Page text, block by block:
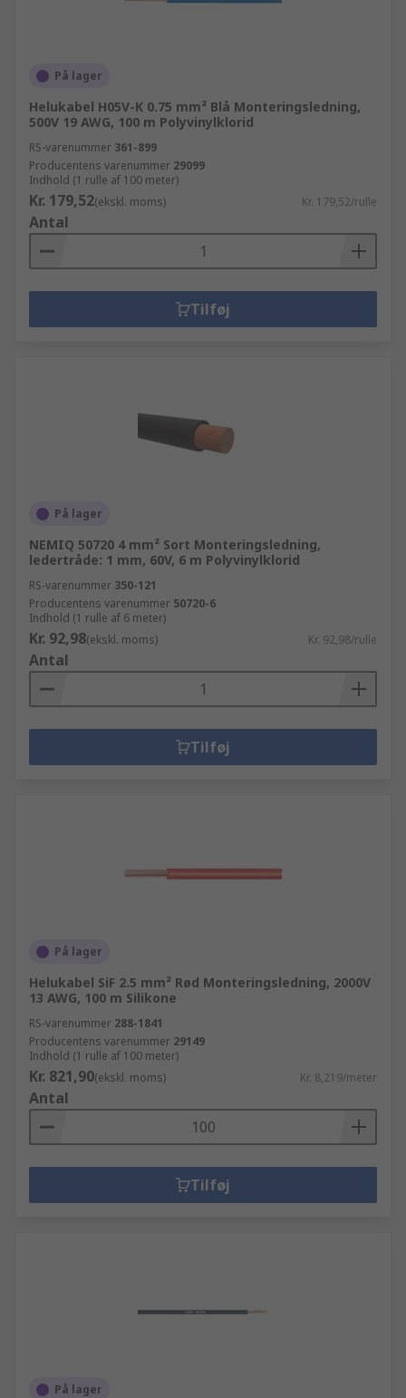
På lager
Helukabel H05V-K 0.75 mm² Blå Monteringsledning,
500V 19 AWG, 100 m Polyvinylklorid
RS-varenummer 361-899
Producentens varenummer 29099
Indhold (1 rulle af 100 meter)
Kr. 179,52(ekskl. moms) Kr. 179,52/rulle
Antal
Tilføj
På lager
NEMIQ 50720 4 mm² Sort Monteringsledning,
ledertråde: 1 mm, 60V, 6 m Polyvinylklorid
RS-varenummer 350-121
Producentens varenummer 50720-6
Indhold (1 rulle af 6 meter)
Kr. 92,98(ekskl. moms) Kr. 92,98/rulle
Antal
Tilføj
På lager
Helukabel SiF 2.5 mm² Rød Monteringsledning, 2000V
13 AWG, 100 m Silikone
RS-varenummer 288-1841
Producentens varenummer 29149
Indhold (1 rulle af 100 meter)
Kr. 821,90(ekskl. moms) Kr. 8,219/meter
Antal
Tilføj
På lager